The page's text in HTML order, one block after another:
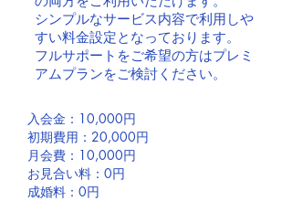
シンプルなサービス内容で利用しや
すい料金設定となっております。
​フルサポートをご希望の方はプレミ
アムプランをご検討ください。
入会金：10,000円
初期費用：20,000円
月会費：10,000円
お見合い料：0円
​成婚料：0円